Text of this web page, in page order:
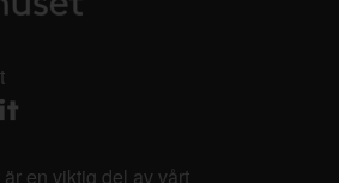
en viktig del av vårt